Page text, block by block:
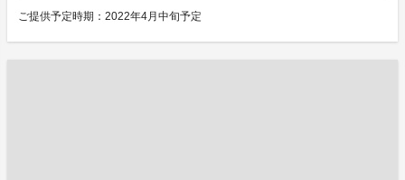
ご提供予定時期：2022年4月中旬予定